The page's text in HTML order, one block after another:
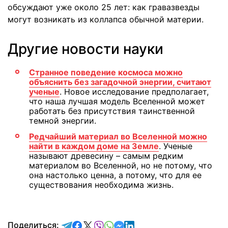
обсуждают уже около 25 лет: как гравазвезды
могут возникать из коллапса обычной материи.
Другие новости науки
Странное поведение космоса можно
объяснить без загадочной энергии, считают
ученые. Новое исследование предполагает,
что наша лучшая модель Вселенной может
работать без присутствия таинственной
темной энергии.
Редчайший материал во Вселенной можно
найти в каждом доме на Земле. Ученые
называют древесину – самым редким
материалом во Вселенной, но не потому, что
она настолько ценна, а потому, что для ее
существования необходима жизнь.
Поделиться: отправить в Telegram
поделиться в Facebook
поделиться в X
отправить в Viber
отправить в Whatsapp
отправить в Messenger
отправить в LinkedIn